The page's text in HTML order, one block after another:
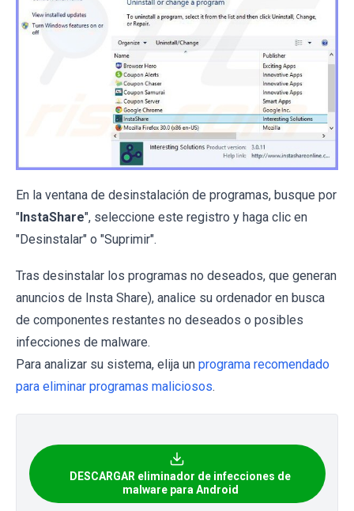
En la ventana de desinstalación de programas, busque por
"InstaShare", seleccione este registro y haga clic en
"Desinstalar" o "Suprimir".
Tras desinstalar los programas no deseados, que generan
anuncios de Insta Share), analice su ordenador en busca
de componentes restantes no deseados o posibles
infecciones de malware.
Para analizar su sistema, elija un programa recomendado
para eliminar programas maliciosos.
DESCARGAR eliminador de infecciones de
malware para Android